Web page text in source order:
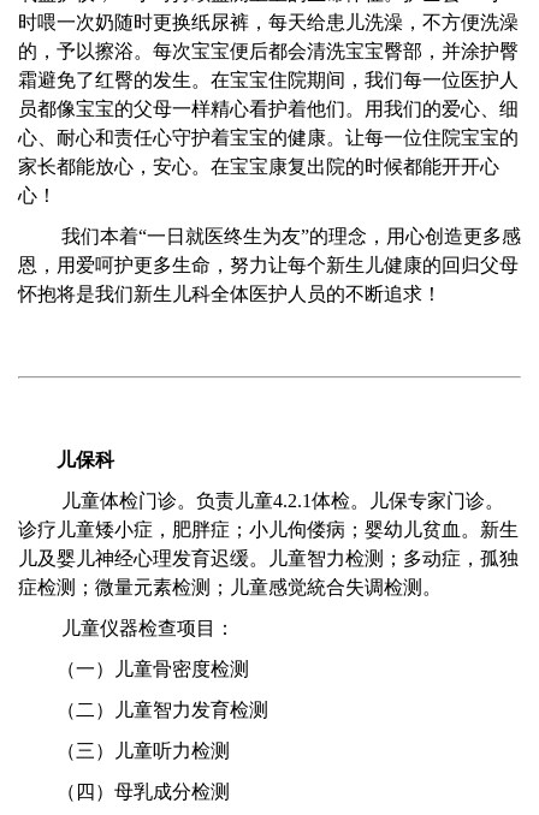
时喂一次奶随时更换纸尿裤，每天给患儿洗澡，不方便洗澡
的，予以擦浴。每次宝宝便后都会清洗宝宝臀部，并涂护臀
霜避免了红臀的发生。在宝宝住院期间，我们每一位医护人
员都像宝宝的父母一样精心看护着他们。用我们的爱心、细
心、耐心和责任心守护着宝宝的健康。让每一位住院宝宝的
家长都能放心，安心。在宝宝康复出院的时候都能开开心
心！
我们本着“一日就医终生为友”的理念，用心创造更多感
恩，用爱呵护更多生命，努力让每个新生儿健康的回归父母
怀抱将是我们新生儿科全体医护人员的不断追求！
儿保科
儿童体检门诊。负责儿童4.2.1体检。儿保专家门诊。
诊疗儿童矮小症，肥胖症；小儿佝偻病；婴幼儿贫血。新生
儿及婴儿神经心理发育迟缓。儿童智力检测；多动症，孤独
症检测；微量元素检测；儿童感觉統合失调检测。
儿童仪器检查项目：
（一）儿童骨密度检测
（二）儿童智力发育检测
（三）儿童听力检测
（四）母乳成分检测